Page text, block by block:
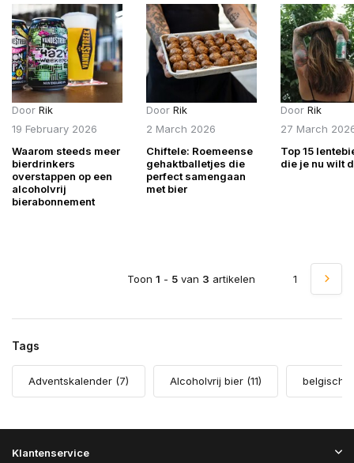
Door Rik
19 February 2026
Waarom steeds meer
bierdrinkers
overstappen op een
alcoholvrij
bierabonnement
Door Rik
2 March 2026
Chiftele: Roemeense
gehaktballetjes die
perfect samengaan
met bier
Door Rik
27 March
Top 15
die je nu wilt
Toon 1 - 5 van 3 artikelen 1
Tags
Adventskalender (7) Alcoholvrij bier (11) belgisch
Klantenservice